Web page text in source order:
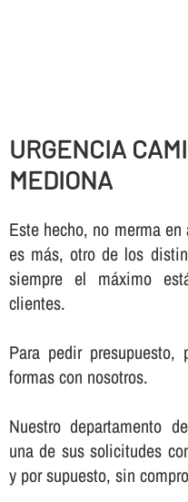
URGENCIA
MEDIONA
Este hecho, no merma
es más, otro de los
siempre el máximo
clientes.
Para pedir presupuesto,
formas con nosotros.
Nuestro departamento
una de sus solicitudes
y por supuesto, sin